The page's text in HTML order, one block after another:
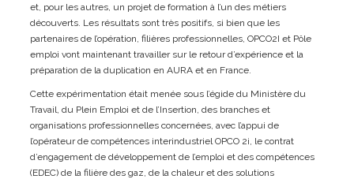
et, pour les autres, un projet de formation à l’un des métiers
découverts. Les résultats sont très positifs, si bien que les
partenaires de l’opération, filières professionnelles, OPCO2I et Pôle
emploi vont maintenant travailler sur le retour d’expérience et la
préparation de la duplication en AURA et en France.
Cette expérimentation était menée sous l’égide du Ministère du
Travail, du Plein Emploi et de l’Insertion, des branches et
organisations professionnelles concernées, avec l’appui de
l’opérateur de compétences interindustriel OPCO 2i, le contrat
d’engagement de développement de l’emploi et des compétences
(EDEC) de la filière des gaz, de la chaleur et des solutions